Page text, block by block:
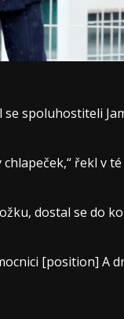
spoluhostiteli
řekl v
dostal se do
[position] A